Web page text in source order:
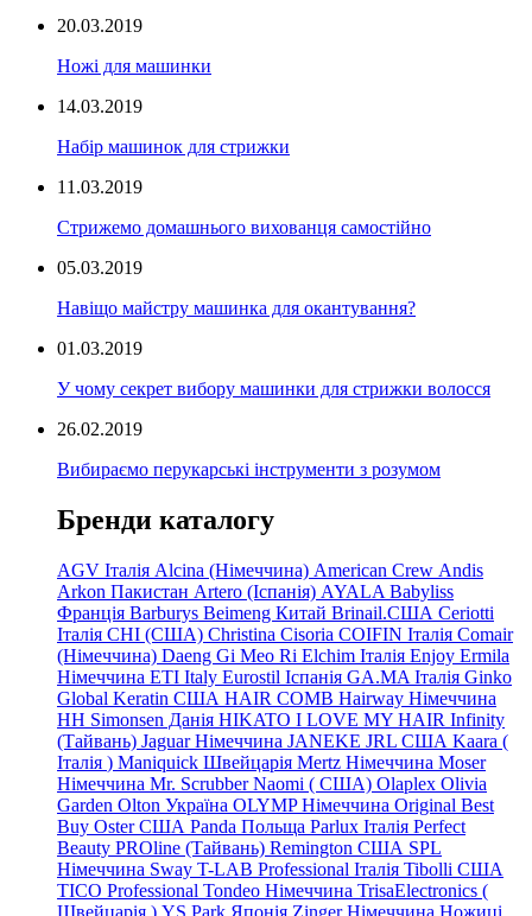
20.03.2019
Ножі для машинки
14.03.2019
Набір машинок для стрижки
11.03.2019
Стрижемо домашнього вихованця самостійно
05.03.2019
Навіщо майстру машинка для окантування?
01.03.2019
У чому секрет вибору машинки для стрижки волосся
26.02.2019
Вибираємо перукарські інструменти з розумом
Бренди каталогу
AGV Італія Alcina (Німеччина) American Crew Andis
Arkon Пакистан Artero (Іспанія) AYALA Babyliss
Франція Barburys Beimeng Китай Brinail.США Ceriotti
Італія CHI (США) Christina Cisoria COIFIN Італія Comair
(Німеччина) Daeng Gi Meo Ri Elchim Італія Enjoy Ermila
Німеччина ETI Italy Eurostil Іспанія GA.MA Італія Ginko
Global Keratin США HAIR COMB Hairway Німеччина
HH Simonsen Данія HIKATO I LOVE MY HAIR Infinity
(Тайвань) Jaguar Німеччина JANEKE JRL США Kaara (
Італія ) Maniquick Швейцарія Mertz Німеччина Moser
Німеччина Mr. Scrubber Naomi ( США) Olaplex Olivia
Garden Olton Україна OLYMP Німеччина Original Best
Buy Oster США Panda Польща Parlux Італія Perfect
Beauty PROline (Тайвань) Remington США SPL
Німеччина Sway T-LAB Professional Італія Tibolli США
TICO Professional Tondeo Німеччина TrisaElectronics (